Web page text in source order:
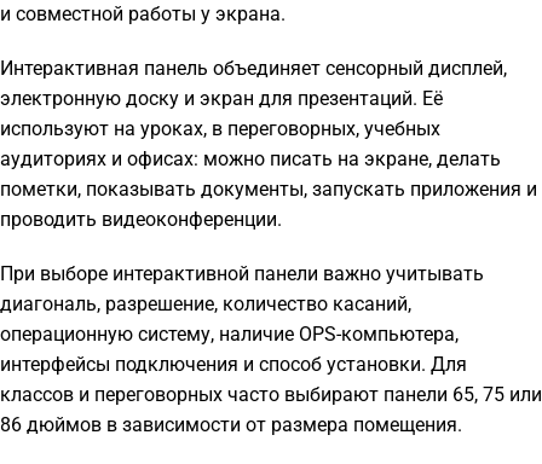
и совместной работы у экрана.
Интерактивная панель объединяет сенсорный дисплей,
электронную доску и экран для презентаций. Её
используют на уроках, в переговорных, учебных
аудиториях и офисах: можно писать на экране, делать
пометки, показывать документы, запускать приложения и
проводить видеоконференции.
При выборе интерактивной панели важно учитывать
диагональ, разрешение, количество касаний,
операционную систему, наличие OPS-компьютера,
интерфейсы подключения и способ установки. Для
классов и переговорных часто выбирают панели 65, 75 или
86 дюймов в зависимости от размера помещения.